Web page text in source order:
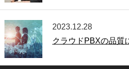
2023.12.28
クラウドPBXの品質